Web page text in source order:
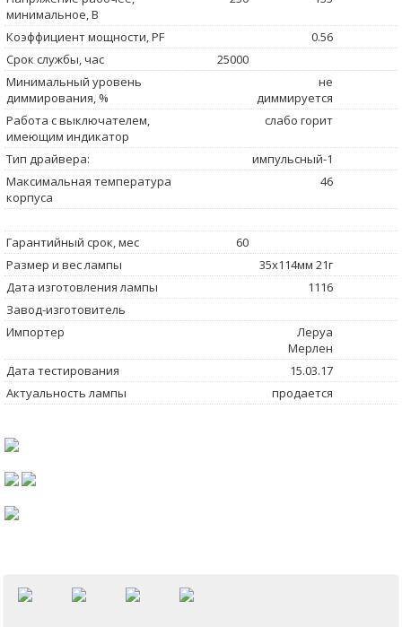
минимальное, В
Коэффициент мощности, PF
0.56
Срок службы, час
25000
Минимальный уровень
диммирования, %
не
диммируется
Работа с выключателем,
имеющим индикатор
слабо горит
Тип драйвера:
импульсный-1
Максимальная температура
корпуса
46
Гарантийный срок, мес
60
Размер и вес лампы
35x114мм 21г
Дата изготовления лампы
1116
Завод-изготовитель
Импортер
Леруа
Мерлен
Дата тестирования
15.03.17
Актуальность лампы
продается